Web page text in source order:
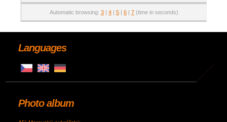
Automatic browsing: 3 | 4 | 5 | 6 | 7 (time in seconds)
Languages
Photo album